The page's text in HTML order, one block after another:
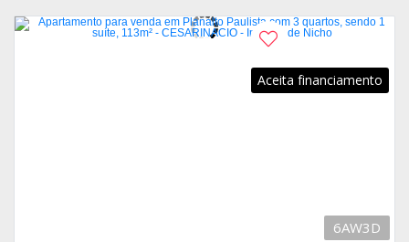
Aceita financiamento
6AW3D